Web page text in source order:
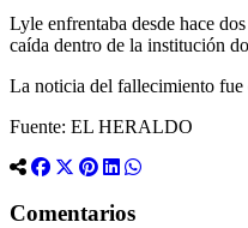
Lyle enfrentaba desde hace
caída dentro de la institución
La noticia del fallecimiento fue
Fuente: EL HERALDO
Comentarios